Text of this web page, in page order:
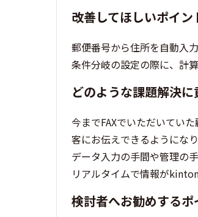
改善してほしいポイン
郵便番号から住所を自動入
条件分岐の設定の際に、計
どのような課題解決
今までFAXでいただいてい
客にお伝えできるようになり
データ入力の手間や管理の
リアルタイムで情報が
検討者へお勧めするポ